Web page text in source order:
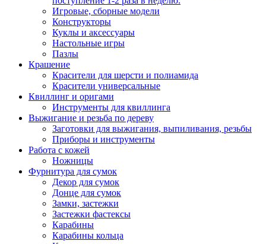
Игровые, сборные модели
Конструкторы
Куклы и аксессуары
Настольные игры
Пазлы
Крашение
Красители для шерсти и полиамида
Красители универсальные
Квиллинг и оригами
Инструменты для квиллинга
Выжигание и резьба по дереву
Заготовки для выжигания, выпиливания, резьбы
Приборы и инструменты
Работа с кожей
Ножницы
Фурнитура для сумок
Декор для сумок
Донце для сумок
Замки, застежки
Застежки фастексы
Карабины
Карабины кольца